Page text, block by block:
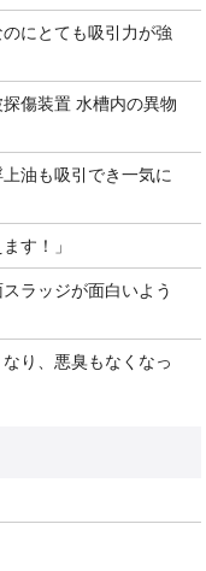
にとても吸引力が強
傷装置 水槽内の異物
油も吸引でき一気に
す！」
ラッジが面白いよう
り、悪臭もなくなっ